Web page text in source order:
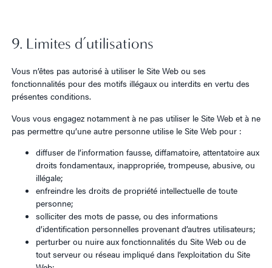
9. Limites d’utilisations
Vous n’êtes pas autorisé à utiliser le Site Web ou ses
fonctionnalités pour des motifs illégaux ou interdits en vertu des
présentes conditions.
Vous vous engagez notamment à ne pas utiliser le Site Web et à ne
pas permettre qu’une autre personne utilise le Site Web pour :
diffuser de l’information fausse, diffamatoire, attentatoire aux
droits fondamentaux, inappropriée, trompeuse, abusive, ou
illégale;
enfreindre les droits de propriété intellectuelle de toute
personne;
solliciter des mots de passe, ou des informations
d’identification personnelles provenant d’autres utilisateurs;
perturber ou nuire aux fonctionnalités du Site Web ou de
tout serveur ou réseau impliqué dans l’exploitation du Site